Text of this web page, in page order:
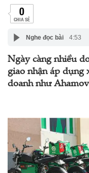
0
CHIA SẺ
Nghe đọc bài 4:53
Ngày càng nhiều
giao nhận áp dụng
doanh như